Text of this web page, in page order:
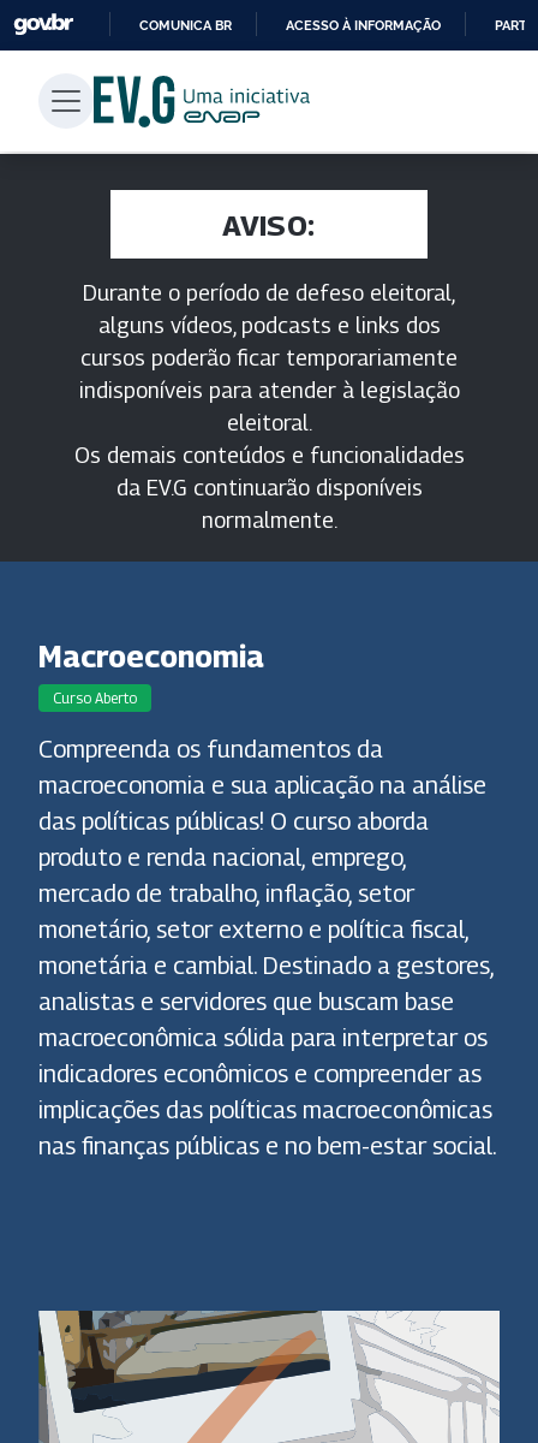
PARA
CONTEÚDO
COMUNICA BR ACESSO À INFORMAÇÃO
AVISO:
Durante o período de defeso eleitoral,
alguns vídeos, podcasts e links dos
cursos poderão ficar temporariamente
indisponíveis para atender à legislação
eleitoral.
Os demais conteúdos e funcionalidades
da EV.G continuarão disponíveis
normalmente.
Macroeconomia
Curso Aberto
Compreenda os fundamentos da
macroeconomia e sua aplicação na análise
das políticas públicas! O curso aborda
produto e renda nacional, emprego,
mercado de trabalho, inflação, setor
monetário, setor externo e política fiscal,
monetária e cambial. Destinado a gestores,
analistas e servidores que buscam base
macroeconômica sólida para interpretar os
indicadores econômicos e compreender as
implicações das políticas macroeconômicas
nas finanças públicas e no bem-estar social.